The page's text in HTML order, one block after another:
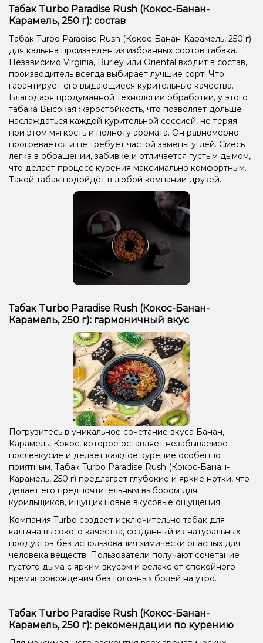
Табак Turbo Paradise Rush (Кокос-Банан-
Карамель, 250 г): состав
Табак Turbo Paradise Rush (Кокос-Банан-Карамель, 250 г)
для кальяна произведен из избранных сортов табака.
Независимо Virginia, Burley или Oriental входит в состав,
производитель всегда выбирает лучшие сорт! Что
гарантирует его выдающиеся курительные качества.
Благодаря продуманной технологии обработки, у этого
табака Высокая жаростойкость, что позволяет дольше
наслаждаться каждой курительной сессией, не теряя
при этом мягкость и полноту аромата. Он равномерно
прогревается и не требует частой замены углей. Смесь
легка в обращении, забивке и отличается густым дымом,
что делает процесс курения максимально комфортным.
Такой табак подойдёт в любой компании друзей.
Табак Turbo Paradise Rush (Кокос-Банан-
Карамель, 250 г): гармоничный вкус
Погрузитесь в уникальное сочетание вкуса Банан,
Карамель, Кокос, которое оставляет незабываемое
послевкусие и делает каждое курение особенно
приятным. Табак Turbo Paradise Rush (Кокос-Банан-
Карамель, 250 г) предлагает глубокие и яркие нотки, что
делает его предпочтительным выбором для
курильщиков, ищущих новые вкусовые ощущения.
Компания Turbo создает исключительно табак для
кальяна высокого качества, созданный из натуральных
продуктов без использования химически опасных для
человека веществ. Пользователи получают сочетание
густого дыма с ярким вкусом и релакс от спокойного
времяпровождения без головных болей на утро.
Табак Turbo Paradise Rush (Кокос-Банан-
Карамель, 250 г): рекомендации по курению